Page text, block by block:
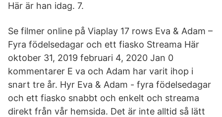
Här är han idag. 7.
Se filmer online på Viaplay 17 rows Eva & Adam –
Fyra födelsedagar och ett fiasko Streama Här
oktober 31, 2019 februari 4, 2020 Jan 0
kommentarer E va och Adam har varit ihop i
snart tre år. Hyr Eva & Adam - fyra födelsedagar
och ett fiasko snabbt och enkelt och streama
direkt från vår hemsida. Det är inte alltid så lätt